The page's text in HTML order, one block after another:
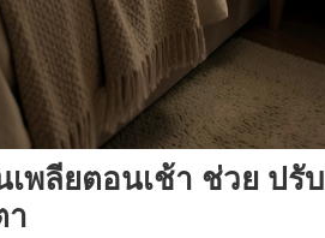
พลียตอนเช้า ช่วย ปรับ